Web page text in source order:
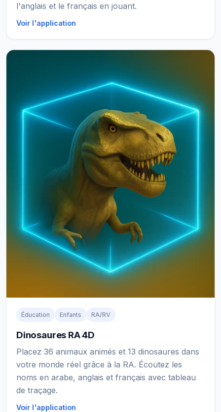
l'anglais et le français en jouant.
Voir l'application
Éducation Enfants RA/RV
Dinosaures RA 4D
Placez 36 animaux animés et 13 dinosaures dans
votre monde réel grâce à la RA. Écoutez les
noms en arabe, anglais et français avec tableau
de traçage.
Voir l'application